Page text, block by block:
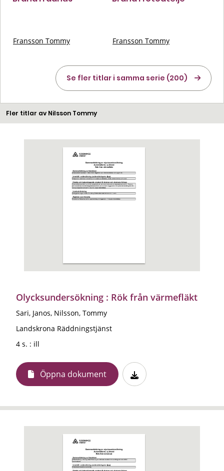
Fransson Tommy Fransson Tommy
Se fler titlar i samma serie (200)
Fler titlar av Nilsson Tommy
Olycksundersökning : Rök från värmefläkt
Sari, Janos, Nilsson, Tommy
Landskrona Räddningstjänst
4 s. : ill
Öppna dokument